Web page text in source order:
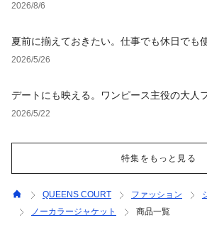
2026/8/6
夏前に揃えておきたい。仕事でも休日でも
ェア」
2026/5/26
デートにも映える。ワンピース主役の大人
選
2026/5/22
特集をもっと見る
QUEENS COURT ファッション
ノーカラージャケット
商品一覧